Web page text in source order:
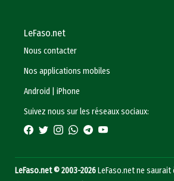
LeFaso.net
Nous contacter
Nos applications mobiles
Android
|iPhone
Suivez nous sur les réseaux sociaux:
LeFaso.net © 2003-2026LeFaso.net ne